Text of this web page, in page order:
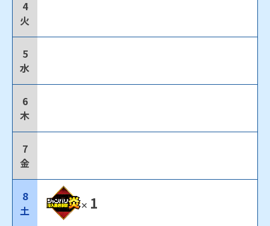
4
火
5
水
6
木
7
金
8
土
✕ 1